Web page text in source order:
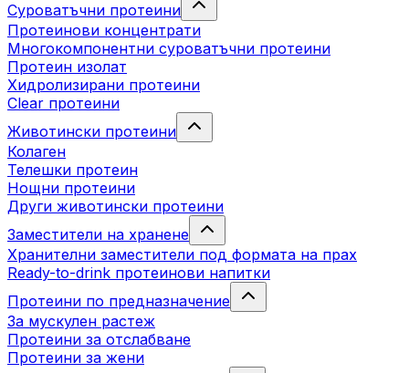
Суроватъчни протеини
Протеинови концентрати
Многокомпонентни суроватъчни протеини
Протеин изолат
Хидролизирани протеини
Clear протеини
Животински протеини
Колаген
Телешки протеин
Нощни протеини
Други животински протеини
Заместители на хранене
Хранителни заместители под формата на прах
Ready-to-drink протеинови напитки
Протеини по предназначение
За мускулен растеж
Протеини за отслабване
Протеини за жени